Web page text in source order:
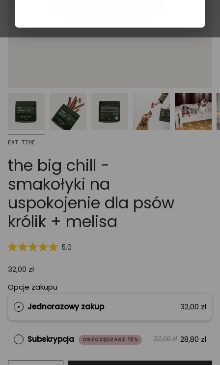
EAT TIME
the big chill -
smakołyki na
uspokojenie dla psów
królik + melisa
5.0
5
gwiazdek
5.0Kliknij,
32,00 zł
Opcje zakupu
Jednorazowy zakup
32,00 zł
Subskrypcja OSZCZĘDZASZ 10% 32,00 zł 28,80 zł